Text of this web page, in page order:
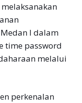
I dalam
time password
melalui
perkenalan